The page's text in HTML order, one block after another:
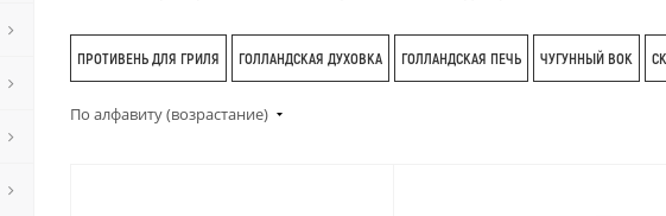
ПРОТИВЕНЬ ДЛЯ ГРИЛЯ ГОЛЛАНДСКАЯ ДУХОВКА ГОЛЛАНДСКАЯ ПЕЧЬ ЧУГУННЫЙ ВОК
По алфавиту (возрастание)